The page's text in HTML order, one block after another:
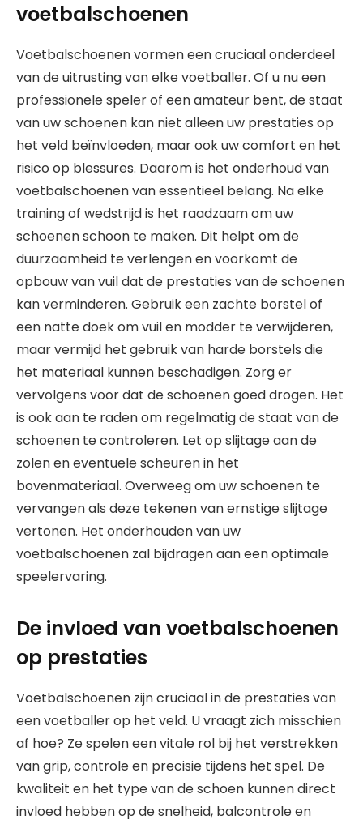
voetbalschoenen
Voetbalschoenen vormen een cruciaal onderdeel
van de uitrusting van elke voetballer. Of u nu een
professionele speler of een amateur bent, de staat
van uw schoenen kan niet alleen uw prestaties op
het veld beïnvloeden, maar ook uw comfort en het
risico op blessures. Daarom is het onderhoud van
voetbalschoenen van essentieel belang. Na elke
training of wedstrijd is het raadzaam om uw
schoenen schoon te maken. Dit helpt om de
duurzaamheid te verlengen en voorkomt de
opbouw van vuil dat de prestaties van de schoenen
kan verminderen. Gebruik een zachte borstel of
een natte doek om vuil en modder te verwijderen,
maar vermijd het gebruik van harde borstels die
het materiaal kunnen beschadigen. Zorg er
vervolgens voor dat de schoenen goed drogen. Het
is ook aan te raden om regelmatig de staat van de
schoenen te controleren. Let op slijtage aan de
zolen en eventuele scheuren in het
bovenmateriaal. Overweeg om uw schoenen te
vervangen als deze tekenen van ernstige slijtage
vertonen. Het onderhouden van uw
voetbalschoenen zal bijdragen aan een optimale
speelervaring.
De invloed van voetbalschoenen
op prestaties
Voetbalschoenen zijn cruciaal in de prestaties van
een voetballer op het veld. U vraagt zich misschien
af hoe? Ze spelen een vitale rol bij het verstrekken
van grip, controle en precisie tijdens het spel. De
kwaliteit en het type van de schoen kunnen direct
invloed hebben op de snelheid, balcontrole en